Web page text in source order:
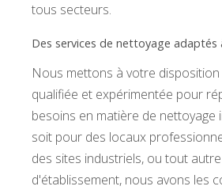
tous secteurs.
Des services de nettoyage adaptés
Nous mettons à votre
qualifiée et expérimentée pour
besoins en matière de nettoyage
soit pour des locaux
des sites industriels, ou tout
d'établissement, nous avons les